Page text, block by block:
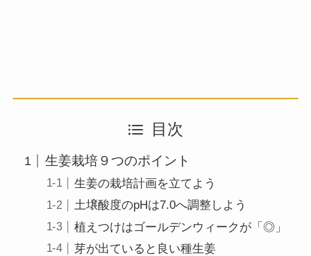
目次
生姜栽培９つのポイント
生姜の栽培計画を立てよう
土壌酸度のpHは7.0へ調整しよう
植えつけはゴールデンウィークが「◎」
芽が出ていると良い種生姜